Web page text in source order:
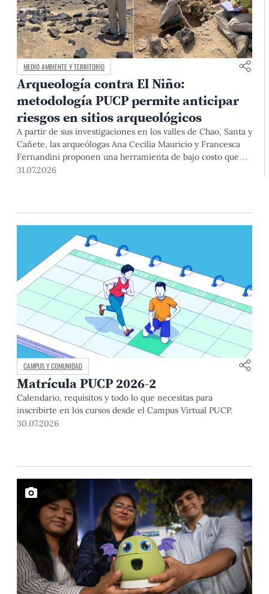
MEDIO AMBIENTE Y TERRITORIO
Arqueología contra El Niño:
metodología PUCP permite anticipar
riesgos en sitios arqueológicos
A partir de sus investigaciones en los valles de Chao, Santa y
Cañete, las arqueólogas Ana Cecilia Mauricio y Francesca
Fernandini proponen una herramienta de bajo costo que
combina datos abiertos, mapas, sistemas de información
31.07.2026
CAMPUS Y COMUNIDAD
Matrícula PUCP 2026-2
Calendario, requisitos y todo lo que necesitas para
inscribirte en los cursos desde el Campus Virtual PUCP.
30.07.2026